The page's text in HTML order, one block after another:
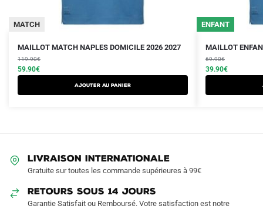
MATCH
MAILLOT MATCH NAPLES DOMICILE 2026 2027
119.90€
Le
prix
initial
était :
59.90€
Le
prix
actuel
est :
AJOUTER AU PANIER
Ce
produit
a
être
choisies
sur
ENFANT
MAILLOT
69.90€
Le
prix
initial
était :
39.90€
Le
prix
actuel
est :
Ce
produit
a
la
LIVRAISON INTERNATIONALE
Gratuite sur toutes les commande supérieures à 99€
RETOURS SOUS 14 JOURS
Garantie Satisfait ou Remboursé. Votre satisfaction est notre